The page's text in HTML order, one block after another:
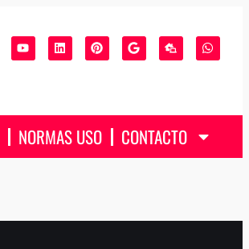
NORMAS USO CONTACTO